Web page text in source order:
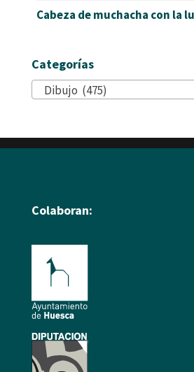
Cabeza de muchacha con la
Categorías
Dibujo (475)
Colaboran: